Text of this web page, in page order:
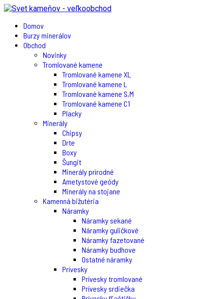
Domov
Burzy minerálov
Obchod
Novinky
Tromlované kamene
Tromlované kamene XL
Tromlované kamene L
Tromlované kamene S,M
Tromlované kamene C1
Placky
Minerály
Chipsy
Drte
Boxy
Šungit
Minerály prírodné
Ametystové geódy
Minerály na stojane
Kamenná bižutéria
Náramky
Náramky sekané
Náramky guličkové
Náramky fazetované
Náramky budhove
Ostatné náramky
Prívesky
Prívesky tromlované
Prívesky srdiečka